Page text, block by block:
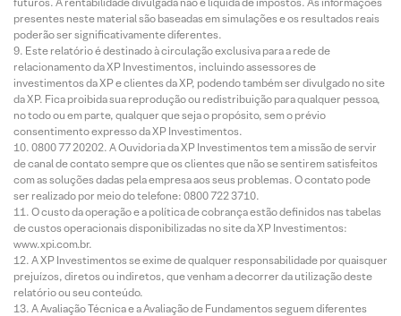
presentes neste material são baseadas em simulações e os resultados reais
poderão ser significativamente diferentes.
Este relatório é destinado à circulação exclusiva para a rede de
relacionamento da XP Investimentos, incluindo assessores de
investimentos da XP e clientes da XP, podendo também ser divulgado no site
da XP. Fica proibida sua reprodução ou redistribuição para qualquer pessoa,
no todo ou em parte, qualquer que seja o propósito, sem o prévio
consentimento expresso da XP Investimentos.
0800 77 20202. A Ouvidoria da XP Investimentos tem a missão de servir
de canal de contato sempre que os clientes que não se sentirem satisfeitos
com as soluções dadas pela empresa aos seus problemas. O contato pode
ser realizado por meio do telefone: 0800 722 3710.
O custo da operação e a política de cobrança estão definidos nas tabelas
de custos operacionais disponibilizadas no site da XP Investimentos:
www.xpi.com.br.
A XP Investimentos se exime de qualquer responsabilidade por quaisquer
prejuízos, diretos ou indiretos, que venham a decorrer da utilização deste
relatório ou seu conteúdo.
A Avaliação Técnica e a Avaliação de Fundamentos seguem diferentes